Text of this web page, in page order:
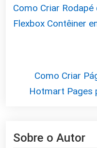
Como Criar
Flexbox Contêiner
Como Criar
Hotmart Pages
Sobre o Autor